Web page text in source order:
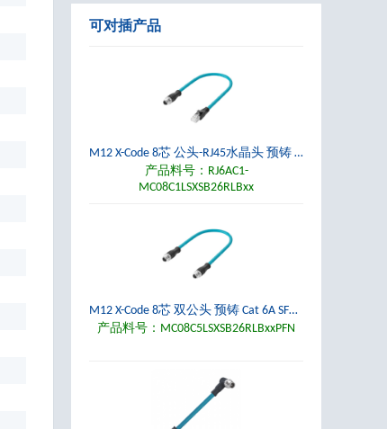
可对插产品
M12 X-Code 8芯 公头-RJ45水晶头 预铸 Cat 6A SFTP 4x2x26AWG 10Gbps PUR无卤电缆
产品料号：RJ6AC1-
MC08C1LSXSB26RLBxx
M12 X-Code 8芯 双公头 预铸 Cat 6A SFTP 4x2x26AWG 10Gbps PROFINET PUR以太网电缆
产品料号：MC08C5LSXSB26RLBxxPFN